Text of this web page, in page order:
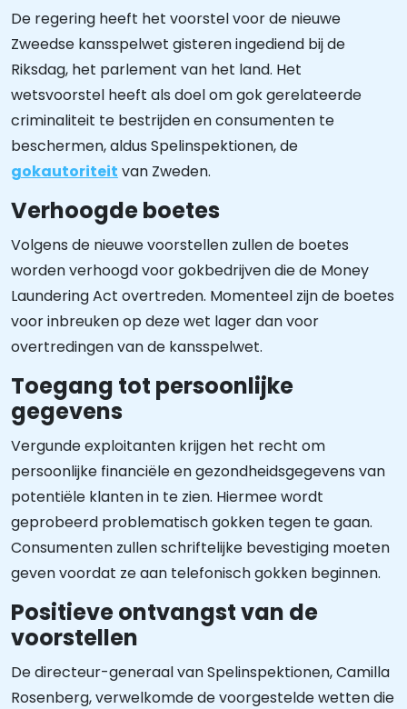
De regering heeft het voorstel voor de nieuwe
Zweedse kansspelwet gisteren ingediend bij de
Riksdag, het parlement van het land. Het
wetsvoorstel heeft als doel om gok gerelateerde
criminaliteit te bestrijden en consumenten te
beschermen, aldus Spelinspektionen, de
gokautoriteit van Zweden.
Verhoogde boetes
Volgens de nieuwe voorstellen zullen de boetes
worden verhoogd voor gokbedrijven die de Money
Laundering Act overtreden. Momenteel zijn de boetes
voor inbreuken op deze wet lager dan voor
overtredingen van de kansspelwet.
Toegang tot persoonlijke
gegevens
Vergunde exploitanten krijgen het recht om
persoonlijke financiële en gezondheidsgegevens van
potentiële klanten in te zien. Hiermee wordt
geprobeerd problematisch gokken tegen te gaan.
Consumenten zullen schriftelijke bevestiging moeten
geven voordat ze aan telefonisch gokken beginnen.
Positieve ontvangst van de
voorstellen
De directeur-generaal van Spelinspektionen, Camilla
Rosenberg, verwelkomde de voorgestelde wetten die